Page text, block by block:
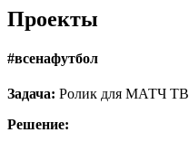
Проекты
#всенафутбол
Задача: Ролик для МАТЧ ТВ
Решение: